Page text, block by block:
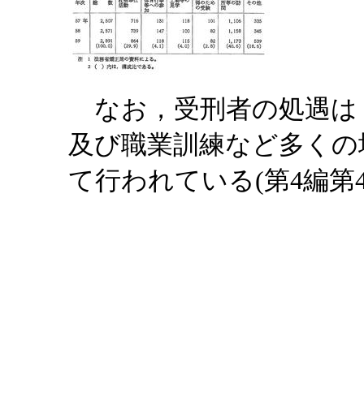
なお，受刑者の処遇は
及び職業訓練など多く
て行われている(第4編